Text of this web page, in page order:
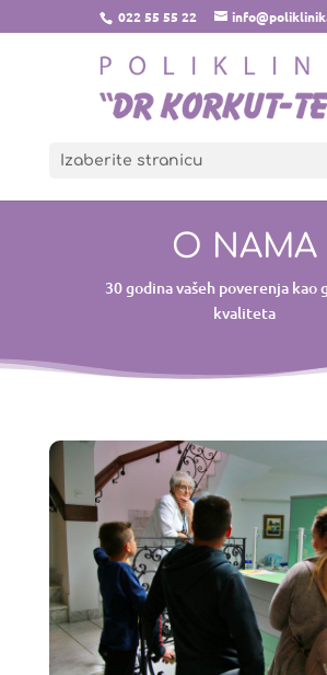
022 55 55 22
Izaberite stranicu
O NAMA
30 godina vašeh poverenja kao
kvaliteta